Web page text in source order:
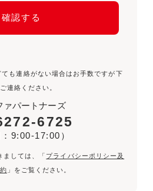
も連絡がない場合はお手数ですが下
連絡ください。
ァパートナーズ
6725
：9:00-17:00）
しては、「 プライバシーポリシー及
」をご覧ください。